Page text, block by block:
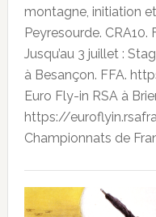
montagne, initiation
Peyresourde.
Jusqu’au 3 juillet :
à Besançon. FFA.
Euro Fly-in RSA à
https://
Championnats de